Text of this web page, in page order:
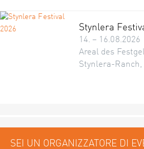
Stynlera
14. – 16.08.2026
Areal des
Stynlera-Ranch,
SEI UN ORGANIZZATORE DI